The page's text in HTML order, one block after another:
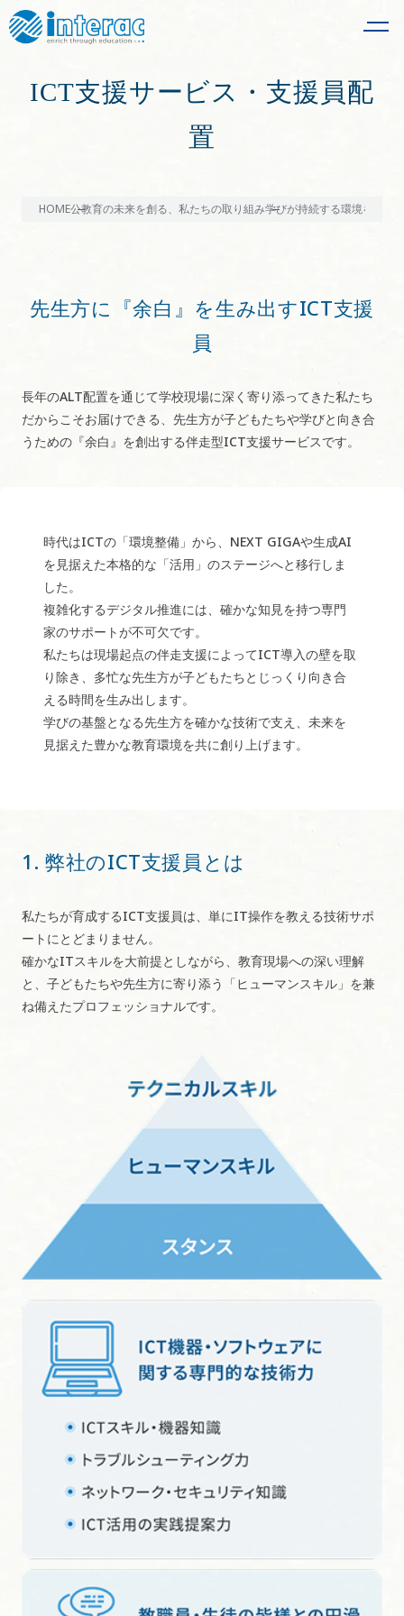
ICT支援サービス・支援員配
置
HOME公教育の未来を創る、私たちの取り組み学びが持続する環境を整え
先生方に『余白』を生み出すICT支援
員
長年のALT配置を通じて学校現場に深く寄り添ってきた私たち
だからこそお届けできる、先生方が子どもたちや学びと向き合
うための『余白』を創出する伴走型ICT支援サービスです。
時代はICTの「環境整備」から、NEXT GIGAや生成AI
を見据えた本格的な「活用」のステージへと移行しま
した。
複雑化するデジタル推進には、確かな知見を持つ専門
家のサポートが不可欠です。
私たちは現場起点の伴走支援によってICT導入の壁を取
り除き、多忙な先生方が子どもたちとじっくり向き合
える時間を生み出します。
学びの基盤となる先生方を確かな技術で支え、未来を
見据えた豊かな教育環境を共に創り上げます。
1. 弊社のICT支援員とは
私たちが育成するICT支援員は、単にIT操作を教える技術サポ
ートにとどまりません。
確かなITスキルを大前提としながら、教育現場への深い理解
と、子どもたちや先生方に寄り添う「ヒューマンスキル」を兼
ね備えたプロフェッショナルです。